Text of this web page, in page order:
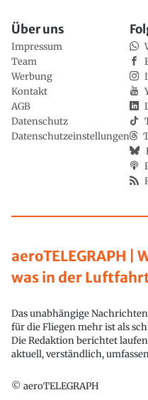
aeroTELEGRAPH |
was in der
Das unabhängige
für die Fliegen mehr ist als
Die Redaktion berichtet
aktuell, verständlich,
© aeroTELEGRAPH
Über uns
Impressum
Team
Werbung
Kontakt
AGB
Datenschutz
Datenschutzeinstellungen